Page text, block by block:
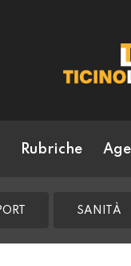
Rubriche
SANITÀ